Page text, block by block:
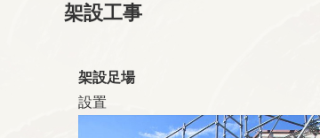
架設工事
架設足場
設置